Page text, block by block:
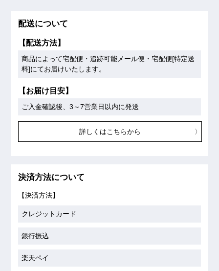
配送について
【配送方法】
商品によって宅配便・追跡可能メール便・宅配便[特定送
料]にてお届けいたします。
【お届け目安】
ご入金確認後、3～7営業日以内に発送
詳しくはこちらから
決済方法について
【決済方法】
クレジットカード
銀行振込
楽天ペイ